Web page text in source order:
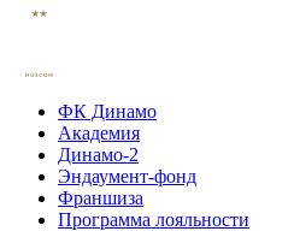
ФК Динамо
Академия
Динамо-2
Эндаумент-фонд
Франшиза
Программа лояльности